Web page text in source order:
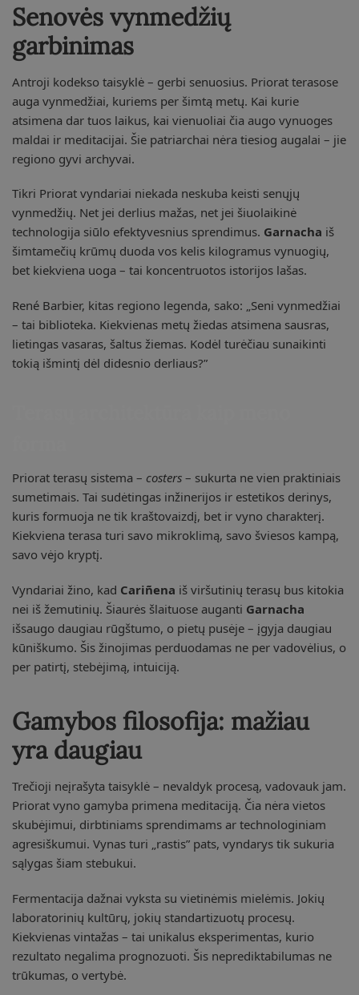
Senovės vynmedžių
garbinimas
Antroji kodekso taisyklė – gerbi senuosius. Priorat terasose
auga vynmedžiai, kuriems per šimtą metų. Kai kurie
atsimena dar tuos laikus, kai vienuoliai čia augo vynuoges
maldai ir meditacijai. Šie patriarchai nėra tiesiog augalai – jie
regiono gyvi archyvai.
Tikri Priorat vyndariai niekada neskuba keisti senųjų
vynmedžių. Net jei derlius mažas, net jei šiuolaikinė
technologija siūlo efektyvesnius sprendimus. Garnacha iš
šimtamečių krūmų duoda vos kelis kilogramus vynuogių,
bet kiekviena uoga – tai koncentruotos istorijos lašas.
René Barbier, kitas regiono legenda, sako: „Seni vynmedžiai
– tai biblioteka. Kiekvienas metų žiedas atsimena sausras,
lietingas vasaras, šaltus žiemas. Kodėl turėčiau sunaikinti
tokią išmintį dėl didesnio derliaus?”
Priorat terasų sistema – costers – sukurta ne vien praktiniais
sumetimais. Tai sudėtingas inžinerijos ir estetikos derinys,
kuris formuoja ne tik kraštovaizdį, bet ir vyno charakterį.
Kiekviena terasa turi savo mikroklimą, savo šviesos kampą,
savo vėjo kryptį.
Vyndariai žino, kad Cariñena iš viršutinių terasų bus kitokia
nei iš žemutinių. Šiaurės šlaituose auganti Garnacha
išsaugo daugiau rūgštumo, o pietų pusėje – įgyja daugiau
kūniškumo. Šis žinojimas perduodamas ne per vadovėlius, o
per patirtį, stebėjimą, intuiciją.
Gamybos filosofija: mažiau
yra daugiau
Trečioji neįrašyta taisyklė – nevaldyk procesą, vadovauk jam.
Priorat vyno gamyba primena meditaciją. Čia nėra vietos
skubėjimui, dirbtiniams sprendimams ar technologiniam
agresiškumui. Vynas turi „rastis” pats, vyndarys tik sukuria
sąlygas šiam stebukui.
Fermentacija dažnai vyksta su vietinėmis mielėmis. Jokių
laboratorinių kultūrų, jokių standartizuotų procesų.
Kiekvienas vintažas – tai unikalus eksperimentas, kurio
rezultato negalima prognozuoti. Šis neprediktabilumas ne
trūkumas, o vertybė.